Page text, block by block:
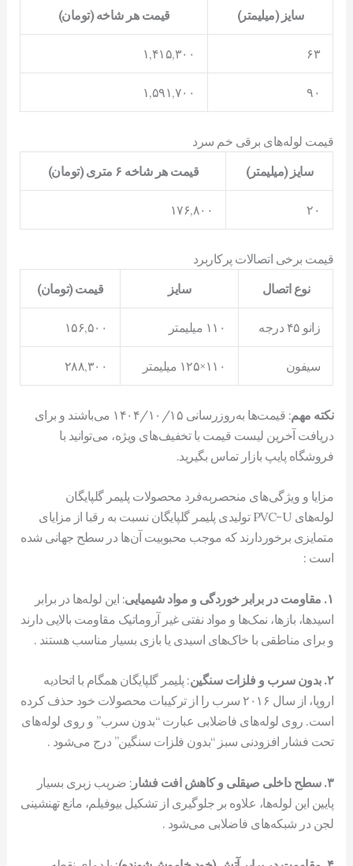
سایز (میلیمتر)
قیمت هر شاخه (تومان)
۶۳ ۱,۴۱۵,۳۰۰
۹۰ ۱,۵۹۱,۷۰۰
قیمت لوله‌های برقی خم سرد
سایز (میلیمتر)
قیمت هر شاخه ۶ متری (تومان)
۲۰ ۱۷۶,۸۰۰
قیمت برخی اتصالات پرکاربرد
نوع اتصال
سایز قیمت (تومان)
زانو ۴۵ درجه ۱۱۰ میلیمتر ۱۵۶,۵۰۰
سیفون ۱۱۰×۱۲۵ میلیمتر ۲۸۸,۳۰۰
نکته مهم
: قیمت‌ها به‌روزرسانی ۱۴۰۴/۱۰/۱۵ می‌باشند و برای
دریافت آخرین لیست قیمت با تخفیف‌های ویژه، می‌توانید با
فروشگاه پایپ بازار تماس بگیرید.
مزایا و ویژگی‌های منحصربه‌فرد محصولات پلیمر گلپایگان
لوله‌های PVC-U تولیدی پلیمر گلپایگان نسبت به رقبا از مزایای
متمایزی برخوردارند که موجب محبوبیت آن‌ها در سطح جهانی شده
است :
۱. مقاومت در برابر خوردگی و مواد شیمیایی
: این لوله‌ها در برابر
اسیدها، بازها، نمک‌ها و مواد نفتی غیر آروماتیک مقاومت بالایی دارند
و برای مناطقی با خاک‌های اسیدی یا بازی بسیار مناسب هستند .
۲. بدون سرب و فلزات سنگین
: پلیمر گلپایگان همگام با اتحادیه
اروپا، از سال ۲۰۱۶ سرب را از ترکیبات محصولات خود حذف کرده
است. روی لوله‌های فاضلابی عبارت “بدون سرب” و روی لوله‌های
تحت فشار افزودنی سبز “بدون فلزات سنگین” درج می‌شود .
۳. سطح داخلی صیقلی و کاهش افت فشار
: ضریب زبری بسیار
پایین این لوله‌ها، علاوه بر جلوگیری از تشکیل بیوفیلم، مانع تهنشینی
لجن در شبکه‌های فاضلابی می‌شود .